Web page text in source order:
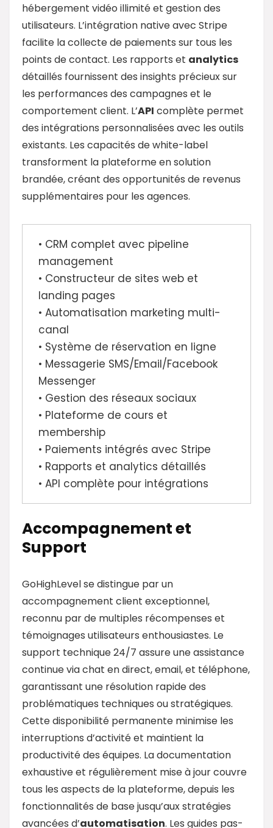
hébergement vidéo illimité et gestion des
utilisateurs. L’intégration native avec Stripe
facilite la collecte de paiements sur tous les
points de contact. Les rapports et analytics
détaillés fournissent des insights précieux sur
les performances des campagnes et le
comportement client. L’API complète permet
des intégrations personnalisées avec les outils
existants. Les capacités de white-label
transforment la plateforme en solution
brandée, créant des opportunités de revenus
supplémentaires pour les agences.
• CRM complet avec pipeline
management
• Constructeur de sites web et
landing pages
• Automatisation marketing multi-
canal
• Système de réservation en ligne
• Messagerie SMS/Email/Facebook
Messenger
• Gestion des réseaux sociaux
• Plateforme de cours et
membership
• Paiements intégrés avec Stripe
• Rapports et analytics détaillés
• API complète pour intégrations
Accompagnement et
Support
GoHighLevel se distingue par un
accompagnement client exceptionnel,
reconnu par de multiples récompenses et
témoignages utilisateurs enthousiastes. Le
support technique 24/7 assure une assistance
continue via chat en direct, email, et téléphone,
garantissant une résolution rapide des
problématiques techniques ou stratégiques.
Cette disponibilité permanente minimise les
interruptions d’activité et maintient la
productivité des équipes. La documentation
exhaustive et régulièrement mise à jour couvre
tous les aspects de la plateforme, depuis les
fonctionnalités de base jusqu’aux stratégies
avancées d’automatisation. Les guides pas-